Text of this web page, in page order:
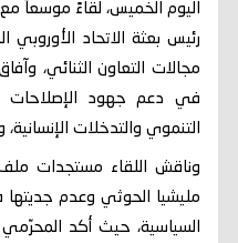
اليوم الخميس، لقاءً موسعاً مع
رئيس بعثة الاتحاد الأوروبي
مجالات التعاون الثنائي،
في دعم جهود الإصلاحات
التنموي والتدخلات
وناقش اللقاء مستجدات
مليشيا الحوثي وعدم
السياسية، حيث أكد